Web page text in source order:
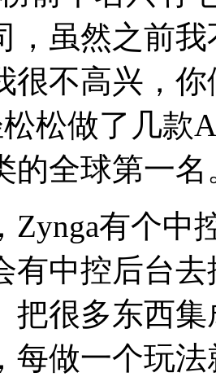
，虽然之前
很不高兴，
松做了几款
的全球第一名
Zynga有个中
有中控后台
把很多东西
每做一个玩